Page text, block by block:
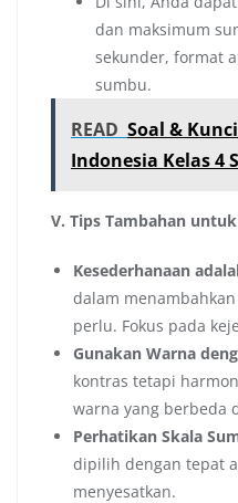
dan maksimum
sekunder, format
sumbu.
READ Soal &
Indonesia Kelas 4
V. Tips Tambahan
Kesederhanaan
dalam
perlu. Fokus pada
Gunakan Warna
kontras tetapi
warna yang berbeda
Perhatikan Skala
dipilih dengan tepat
menyesatkan.